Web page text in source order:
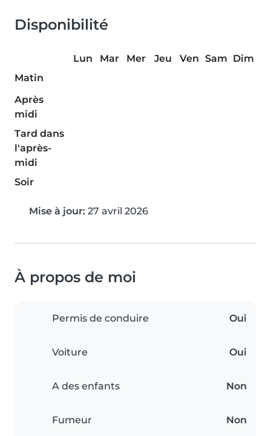
Disponibilité
Lun Mar Mer Jeu Ven Sam Dim
Matin
Après
midi
Tard dans
l'après-
midi
Soir
Mise à jour: 27 avril 2026
À propos de moi
Permis de conduire Oui
Voiture Oui
A des enfants Non
Fumeur Non